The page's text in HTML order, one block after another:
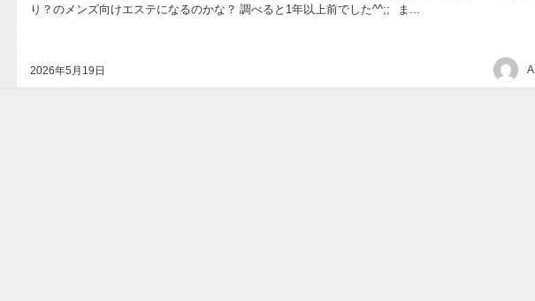
2026年5月19日
り？のメンズ向けエステになるのかな？ 調べると1年以上前でした^^;; ま...
A